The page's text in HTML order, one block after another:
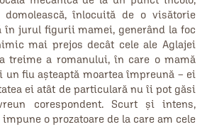
înlocuită de o visătorie
în jurul figurii mamei, generând la foc
mai prejos decât cele ale Aglajei
treime a romanului, în care o mamă
un fiu așteaptă moartea împreună – ei
ei atât de particulară nu îi pot găsi
corespondent. Scurt și intens,
o prozatoare de la care am cele